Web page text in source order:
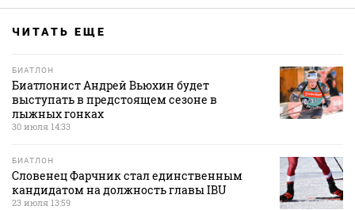
ЧИТАТЬ ЕЩЕ
БИАТЛОН
Биатлонист Андрей Вьюхин будет
выступать в предстоящем сезоне в
лыжных гонках
30 июля 14:33
БИАТЛОН
Словенец Фарчник стал единственным
кандидатом на должность главы IBU
23 июля 13:59